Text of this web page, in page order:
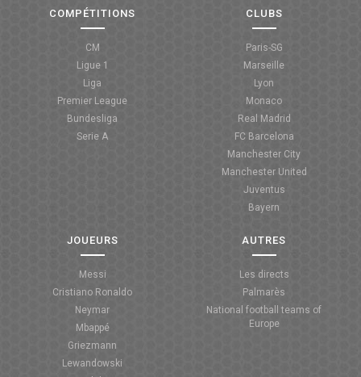
COMPÉTITIONS
CM
Ligue 1
Liga
Premier League
Bundesliga
Serie A
CLUBS
Paris-SG
Marseille
Lyon
Monaco
Real Madrid
FC Barcelona
Manchester City
Manchester United
Juventus
Bayern
JOUEURS
Messi
Cristiano Ronaldo
Neymar
Mbappé
Griezmann
Lewandowski
AUTRES
Les directs
Palmarès
National football teams of
Europe